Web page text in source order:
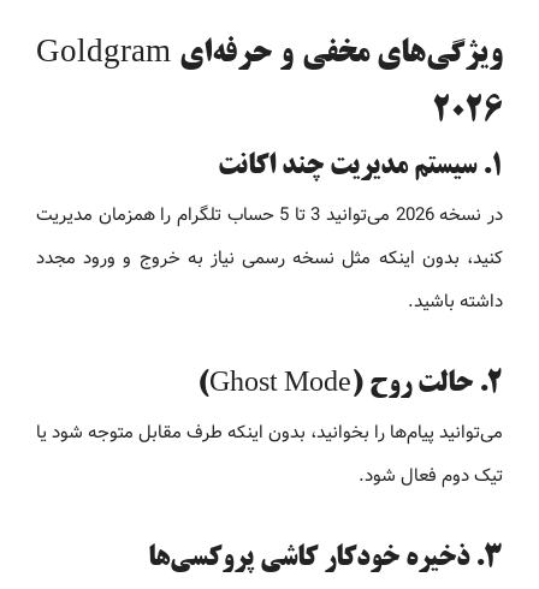
ویژگی‌های مخفی و حرفه‌ای Goldgram
2026
1. سیستم مدیریت چند اکانت
در نسخه 2026 می‌توانید 3 تا 5 حساب تلگرام را همزمان مدیریت
کنید، بدون اینکه مثل نسخه رسمی نیاز به خروج و ورود مجدد
داشته باشید.
2. حالت روح (Ghost Mode)
می‌توانید پیام‌ها را بخوانید، بدون اینکه طرف مقابل متوجه شود یا
تیک دوم فعال شود.
3. ذخیره خودکار کاشی پروکسی‌ها